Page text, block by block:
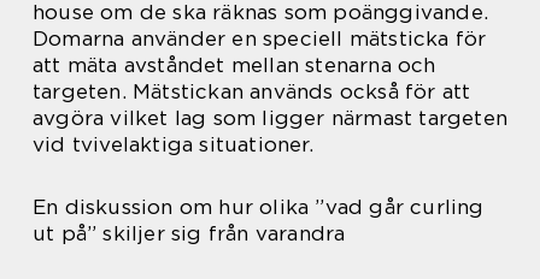
house om de ska räknas som poänggivande.
Domarna använder en speciell mätsticka för
att mäta avståndet mellan stenarna och
targeten. Mätstickan används också för att
avgöra vilket lag som ligger närmast targeten
vid tvivelaktiga situationer.
En diskussion om hur olika ”vad går curling
ut på” skiljer sig från varandra